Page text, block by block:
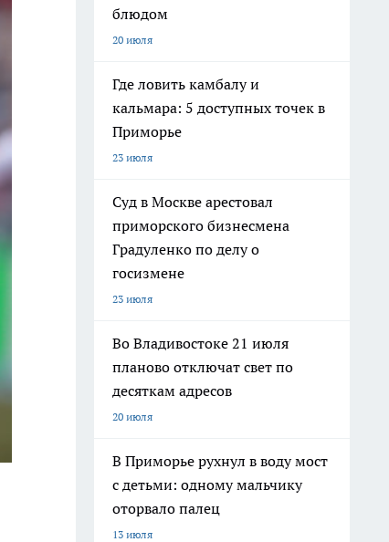
блюдом
20 июля
Где ловить камбалу и
кальмара: 5 доступных точек в
Приморье
23 июля
Суд в Москве арестовал
приморского бизнесмена
Градуленко по делу о
госизмене
23 июля
Во Владивостоке 21 июля
планово отключат свет по
десяткам адресов
20 июля
В Приморье рухнул в воду мост
с детьми: одному мальчику
оторвало палец
13 июля